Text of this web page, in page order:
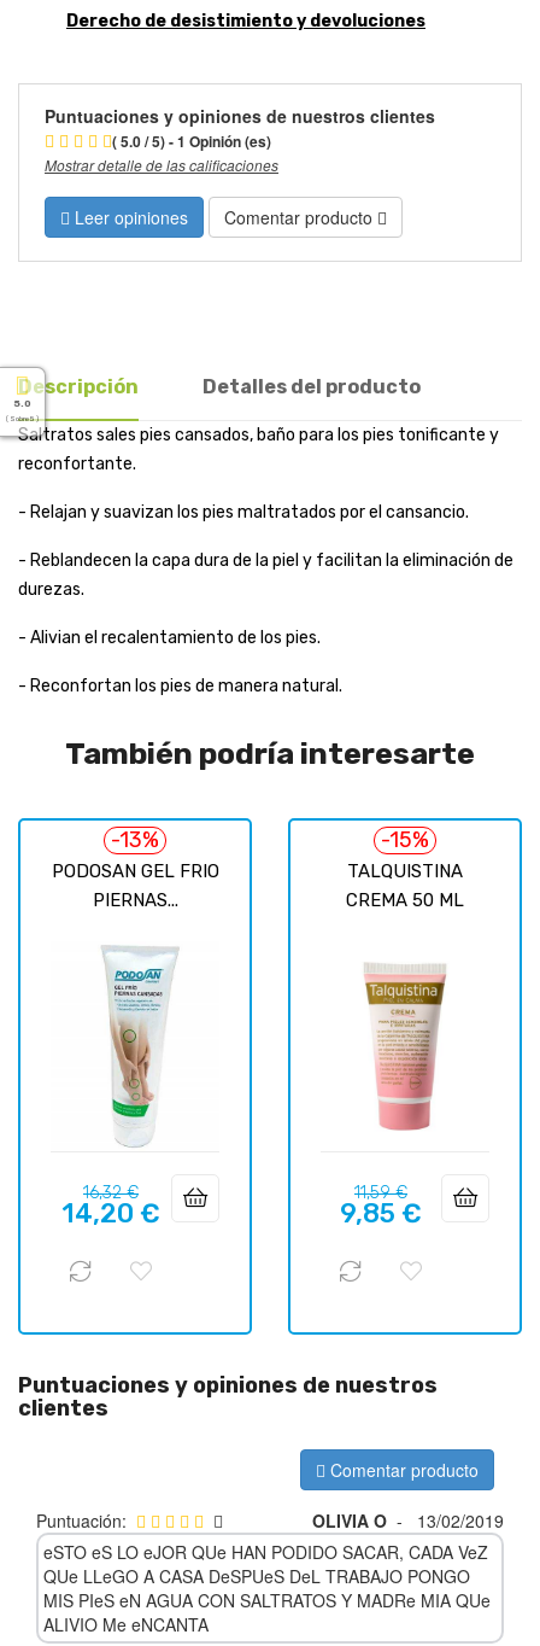
Derecho de desistimiento y devoluciones
Puntuaciones y opiniones de nuestros clientes
( 5.0 / 5) - 1 Opinión (es)
Mostrar detalle de las calificaciones
Leer opiniones Comentar producto
Descripción Detalles del producto
Saltratos sales pies cansados, baño para los pies tonificante y
reconfortante.
- Relajan y suavizan los pies maltratados por el cansancio.
- Reblandecen la capa dura de la piel y facilitan la eliminación de
durezas.
- Alivian el recalentamiento de los pies.
- Reconfortan los pies de manera natural.
También podría interesarte
PODOSAN GEL FRIO
PIERNAS...
-13%
Precio
regular
16,32 €Precio
14,20 €
TALQUISTINA
CREMA 50 ML
-15%
Precio
regular
11,59 €Precio
9,85 €
Puntuaciones y opiniones de nuestros
clientes
Comentar producto
Puntuación: OLIVIA O -
13/02/2019
eSTO eS LO eJOR QUe HAN PODIDO SACAR, CADA VeZ
QUe LLeGO A CASA DeSPUeS DeL TRABAJO PONGO
MIS PIeS eN AGUA CON SALTRATOS Y MADRe MIA QUe
ALIVIO Me eNCANTA
5.0
( Sobre 5 )